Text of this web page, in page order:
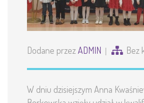
Dodane przezADMIN Bez
W dniu dzisiejszym Anna